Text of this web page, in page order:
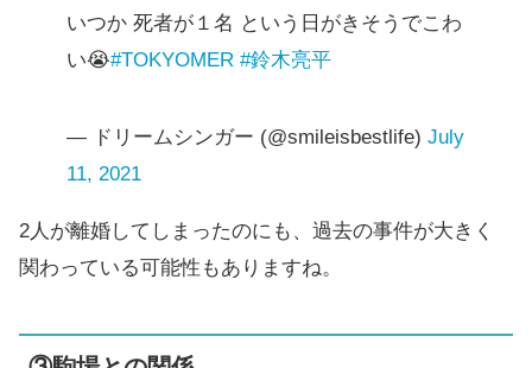
いつか 死者が１名 という日がきそうでこわ
い😭#TOKYOMER #鈴木亮平
— ドリームシンガー (@smileisbestlife) July
11, 2021
2人が離婚してしまったのにも、過去の事件が大きく
関わっている可能性もありますね。